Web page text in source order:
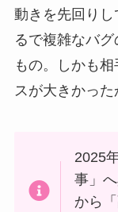
動きを先回りし
るで複雑なバ
もの。しかも
スが大きかった
2025
事」
から